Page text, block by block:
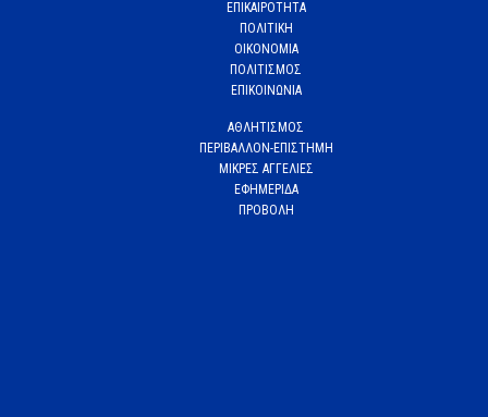
ΕΠΙΚΑΙΡΟΤΗΤΑ
ΠΟΛΙΤΙΚΗ
ΟΙΚΟΝΟΜΙΑ
ΠΟΛΙΤΙΣΜΟΣ
ΕΠΙΚΟΙΝΩΝΙΑ
ΑΘΛΗΤΙΣΜΟΣ
ΠΕΡΙΒΑΛΛΟΝ-ΕΠΙΣΤΗΜΗ
ΜΙΚΡΕΣ ΑΓΓΕΛΙΕΣ
ΕΦΗΜΕΡΙΔΑ
ΠΡΟΒΟΛΗ